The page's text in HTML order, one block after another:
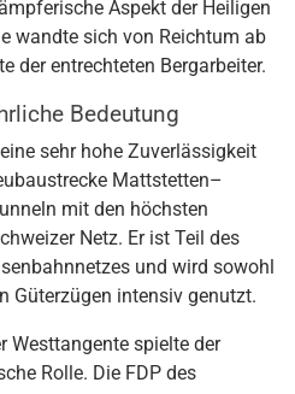
Aspekt der Heiligen
wandte sich von Reichtum ab
der entrechteten Bergarbeiter.
Bedeutung
sehr hohe Zuverlässigkeit
Mattstetten–
mit den höchsten
Netz. Er ist Teil des
und wird sowohl
Güterzügen intensiv genutzt.
Westtangente spielte der
Rolle. Die FDP des